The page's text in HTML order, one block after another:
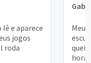
e aparece
jogos
roda
Meu
hora